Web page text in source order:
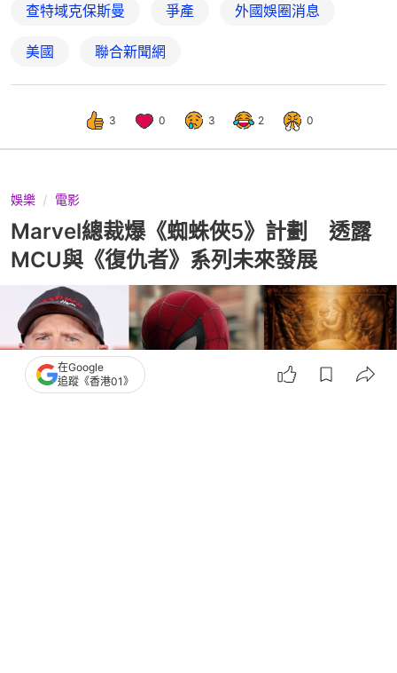
查特域克保斯曼 爭產 外國娛圈消息
美國 聯合新聞網
3 0 3 2 0
娛樂 電影
Marvel總裁爆《蜘蛛俠5》計劃 透露
MCU與《復仇者》系列未來發展
在Google
追蹤《香港01》